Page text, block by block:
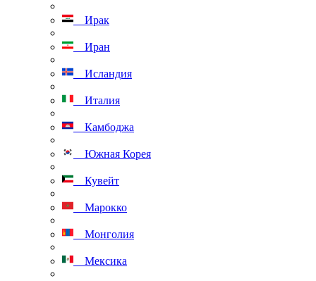
Ирак
Иран
Исландия
Италия
Камбоджа
Южная Корея
Кувейт
Марокко
Монголия
Мексика